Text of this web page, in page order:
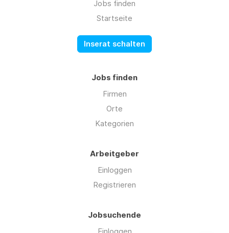
Jobs finden
Startseite
Inserat schalten
Jobs finden
Firmen
Orte
Kategorien
Arbeitgeber
Einloggen
Registrieren
Jobsuchende